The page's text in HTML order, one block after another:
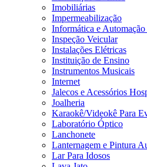
Imobiliárias
Impermeabilização
Informática e
Inspeção Veicular
Instalações Elétricas
Instituição de Ensino
Instrumentos Musicais
Internet
Jalecos e Acessórios
Joalheria
Karaokê/Videokê Para
Laboratório Óptico
Lanchonete
Lanternagem e Pintura
Lar Para Idosos